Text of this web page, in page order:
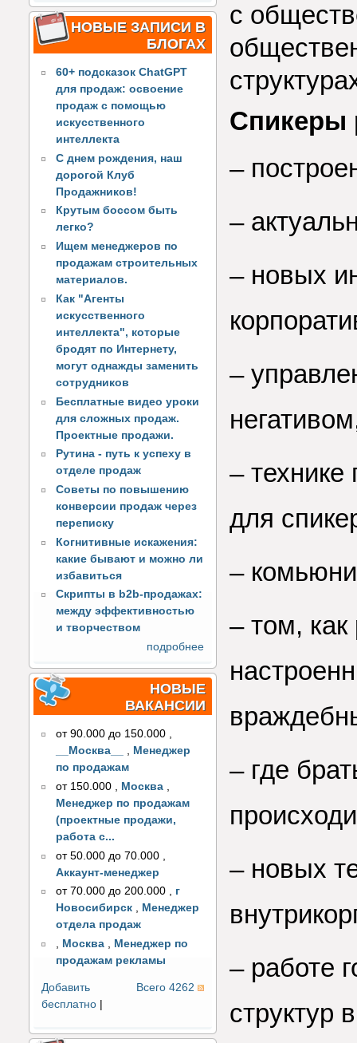
НОВЫЕ ЗАПИСИ В
БЛОГАХ
60+ подсказок ChatGPT
для продаж: освоение
продаж с помощью
искусственного
интеллекта
С днем рождения, наш
дорогой Клуб
Продажников!
Крутым боссом быть
легко?
Ищем менеджеров по
продажам строительных
материалов.
Как "Агенты
искусственного
интеллекта", которые
бродят по Интернету,
могут однажды заменить
сотрудников
Бесплатные видео уроки
для сложных продаж.
Проектные продажи.
Рутина - путь к успеху в
отделе продаж
Советы по повышению
конверсии продаж через
переписку
Когнитивные искажения:
какие бывают и можно ли
избавиться
Скрипты в b2b-продажах:
между эффективностью
и творчеством
подробнее
НОВЫЕ
ВАКАНСИИ
от 90.000 до 150.000 ,
__Москва__
, Менеджер
по продажам
от 150.000
Москва
Менеджер по продажам
(проектные продажи,
работа с...
от 50.000 до 70.000
Аккаунт-менеджер
от 70.000 до 200.000 , г
Новосибирск , Менеджер
отдела продаж
, Москва , Менеджер по
продажам рекламы
Всего 4262
Добавить
бесплатно
с
Спикеры
–
–
– новых
–
–
для
–
– том, как
– где
– новых
– работе
структур